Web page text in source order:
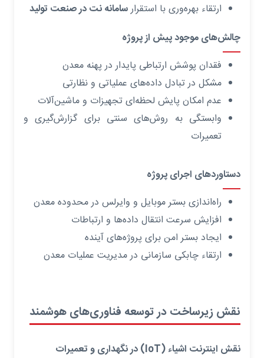
ارتقاء بهره‌وری با استقرارسامانه نت در صنعت تولید
چالش‌های موجود پیش از پروژه
فقدان پوشش ارتباطی پایدار در پهنه معدن
مشکل در تبادل داده‌های عملیاتی و نظارتی
عدم امکان پایش لحظه‌ای تجهیزات و ماشین‌آلات
وابستگی به روش‌های سنتی برای گزارش‌گیری و
تعمیرات
دستاوردهای اجرای پروژه
راه‌اندازی بستر موبایل و وایرلس در محدوده معدن
افزایش سرعت انتقال داده‌ها و ارتباطات
ایجاد بستر امن برای پروژه‌های آینده
ارتقاء چابکی سازمانی در مدیریت عملیات معدن
نقش زیرساخت در توسعه فناوری‌های هوشمند
نقش اینترنت اشیاء (IoT) در نگهداری و تعمیرات